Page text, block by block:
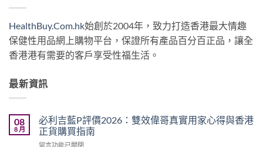
HealthBuy.Com.hk始創於2004年，致力打造香港最大情趣
保健性用品網上購物平台，保證所有產品百分百正品，讓全
香港港有需要的客戶享受性福生活。
最新資訊
08
8 月
必利吉藍P評價2026：雙效偉哥真實用家心得與香港
正貨購買指南
在
留言功能已關閉